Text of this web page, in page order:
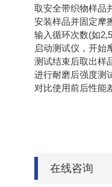
取安全带织物样品
安装样品并固定摩
输入循环次数(如
启动测试仪，开始
测试结束后取出样
进行耐磨后强度测
对比使用前后性能
在线咨询